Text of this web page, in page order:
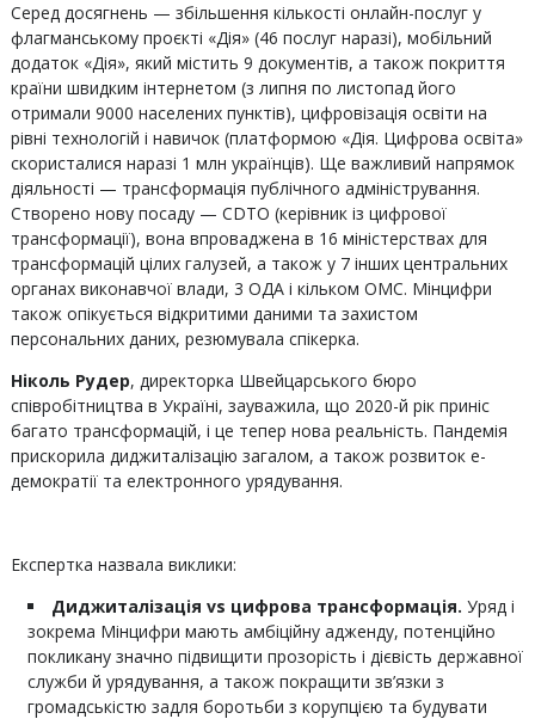
Серед досягнень — збільшення кількості онлайн-послуг у
флагманському проєкті «Дія» (46 послуг наразі), мобільний
додаток «Дія», який містить 9 документів, а також покриття
країни швидким інтернетом (з липня по листопад його
отримали 9000 населених пунктів), цифровізація освіти на
рівні технологій і навичок (платформою «Дія. Цифрова освіта»
скористалися наразі 1 млн українців). Ще важливий напрямок
діяльності — трансформація публічного адміністрування.
Створено нову посаду — CDTO (керівник із цифрової
трансформації), вона впроваджена в 16 міністерствах для
трансформацій цілих галузей, а також у 7 інших центральних
органах виконавчої влади, 3 ОДА і кільком ОМС. Мінцифри
також опікується відкритими даними та захистом
персональних даних, резюмувала спікерка.
Ніколь Рудер, директорка Швейцарського бюро
співробітництва в Україні, зауважила, що 2020-й рік приніс
багато трансформацій, і це тепер нова реальність. Пандемія
прискорила диджиталізацію загалом, а також розвиток е-
демократії та електронного урядування.
Експертка назвала виклики:
Диджиталізація vs цифрова трансформація. Уряд і
зокрема Мінцифри мають амбіційну адженду, потенційно
покликану значно підвищити прозорість і дієвість державної
служби й урядування, а також покращити зв’язки з
громадськістю задля боротьби з корупцією та будувати